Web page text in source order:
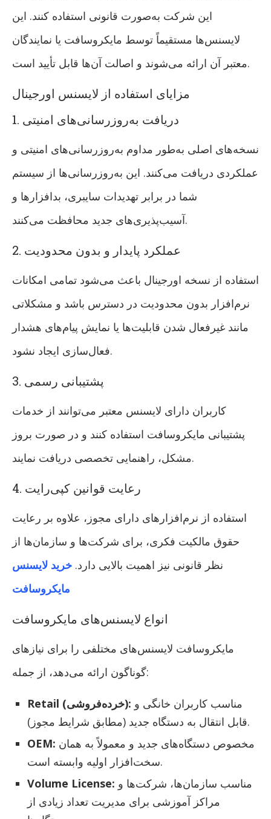
این شرکت به‌صورت قانونی استفاده کنند. این
لایسنس‌ها مستقیماً توسط مایکروسافت یا نمایندگان
معتبر آن ارائه می‌شوند و اصالت آن‌ها قابل تأیید است.
مزایای استفاده از لایسنس اورجینال
1. دریافت به‌روزرسانی‌های امنیتی
نسخه‌های اصلی به‌طور مداوم به‌روزرسانی‌های امنیتی و
عملکردی دریافت می‌کنند. این به‌روزرسانی‌ها از سیستم
شما در برابر تهدیدات سایبری، بدافزارها و
آسیب‌پذیری‌های جدید محافظت می‌کنند.
2. عملکرد پایدار و بدون محدودیت
استفاده از نسخه اورجینال باعث می‌شود تمامی امکانات
نرم‌افزار بدون محدودیت در دسترس باشد و مشکلاتی
مانند غیرفعال شدن قابلیت‌ها یا نمایش پیام‌های هشدار
فعال‌سازی ایجاد نشود.
3. پشتیبانی رسمی
کاربران دارای لایسنس معتبر می‌توانند از خدمات
پشتیبانی مایکروسافت استفاده کنند و در صورت بروز
مشکل، راهنمایی تخصصی دریافت نمایند.
4. رعایت قوانین کپی‌رایت
استفاده از نرم‌افزارهای دارای مجوز، علاوه بر رعایت
حقوق مالکیت فکری، برای شرکت‌ها و سازمان‌ها از
نظر قانونی نیز اهمیت بالایی دارد. خرید لایسنس
مایکروسافت
انواع لایسنس‌های مایکروسافت
مایکروسافت لایسنس‌های مختلفی را برای نیازهای
گوناگون ارائه می‌دهد، از جمله:
Retail (خرده‌فروشی):
قابل انتقال به دستگاه جدید (مطابق شرایط مجوز).
OEM:
سخت‌افزار اولیه وابسته است.
Volume License:
مراکز آموزشی برای مدیریت تعداد زیادی از